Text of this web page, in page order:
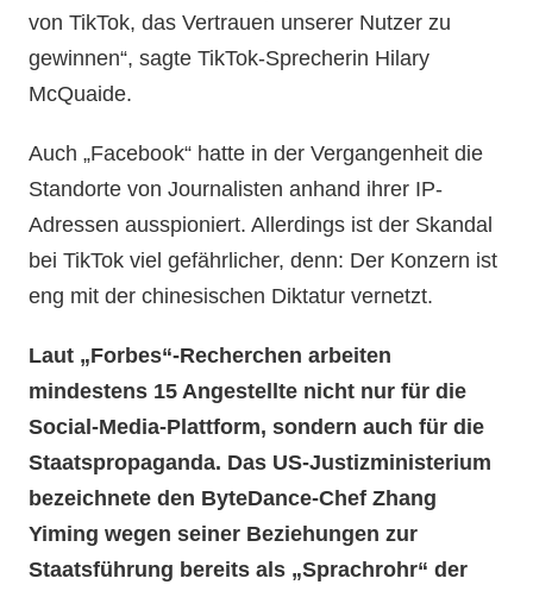
von TikTok, das Vertrauen unserer Nutzer zu
gewinnen“, sagte TikTok-Sprecherin Hilary
McQuaide.
Auch „Facebook“ hatte in der Vergangenheit die
Standorte von Journalisten anhand ihrer IP-
Adressen ausspioniert. Allerdings ist der Skandal
bei TikTok viel gefährlicher, denn: Der Konzern ist
eng mit der chinesischen Diktatur vernetzt.
Laut „Forbes“-Recherchen arbeiten
mindestens 15 Angestellte nicht nur für die
Social-Media-Plattform, sondern auch für die
Staatspropaganda. Das US-Justizministerium
bezeichnete den ByteDance-Chef Zhang
Yiming wegen seiner Beziehungen zur
Staatsführung bereits als „Sprachrohr“ der